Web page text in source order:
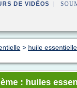
DE VIDÉOS |
> huile
: huiles